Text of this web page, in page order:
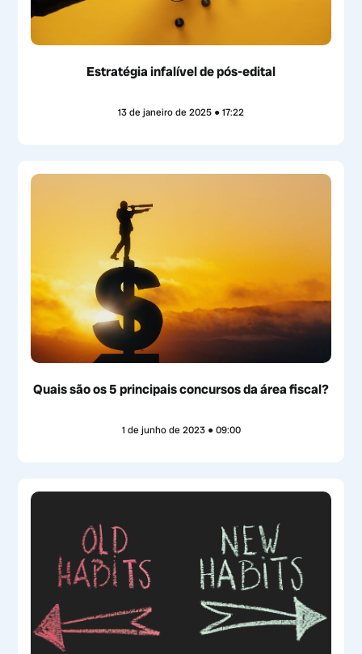
Estratégia infalível de pós-edital
13 de janeiro de 2025 17:22
Quais são os 5 principais concursos da área fiscal?
1 de junho de 2023 09:00